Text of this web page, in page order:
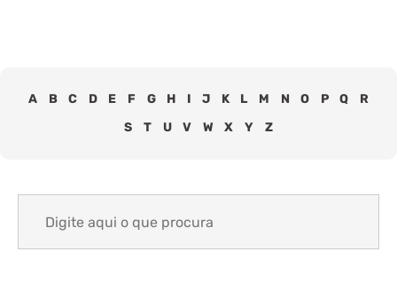
A B C D E F G H I J K L M N O P Q
R
S
T U V W X Y Z
Search